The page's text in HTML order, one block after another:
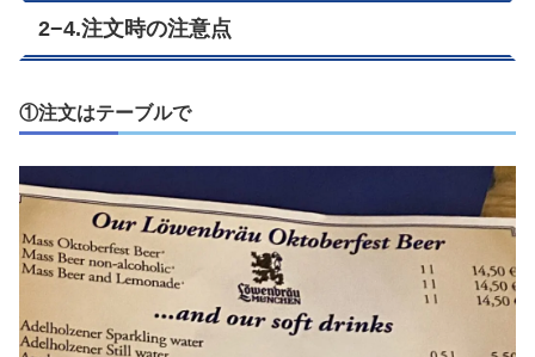
2−4.注文時の注意点
①注文はテーブルで